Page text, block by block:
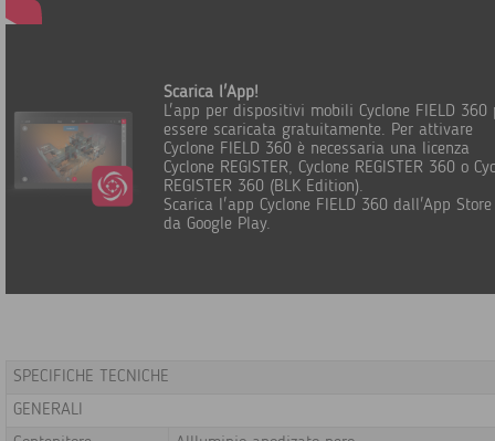
Scarica l'App!
L'app per dispositivi mobili Cyclone FIELD 360
essere scaricata gratuitamente. Per attivare
Cyclone FIELD 360 è necessaria una licenza
Cyclone REGISTER, Cyclone REGISTER 360 o
REGISTER 360 (BLK Edition).
Scarica l'app Cyclone FIELD 360 dall'App Store
da Google Play.
SPECIFICHE TECNICHE
GENERALI